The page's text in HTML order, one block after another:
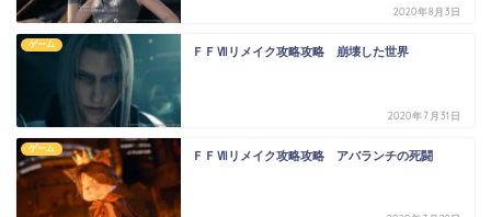
2020年8月3日
ゲーム
ＦＦⅦリメイク攻略攻略 崩壊した世界
2020年7月31日
ゲーム
ＦＦⅦリメイク攻略攻略 アバランチの死闘